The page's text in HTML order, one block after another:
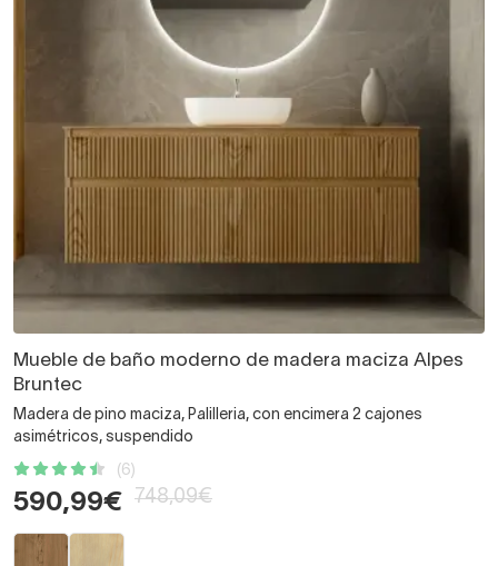
Mueble de baño moderno de madera maciza Alpes
Bruntec
Madera de pino maciza, Palilleria, con encimera 2 cajones
asimétricos, suspendido
(6)
590,99€ 748,09€